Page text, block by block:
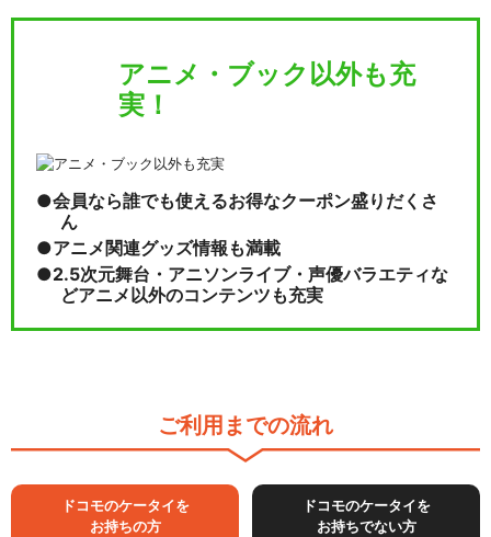
アニメ・ブック以外も充
実！
会員なら誰でも使えるお得なクーポン盛りだくさ
ん
アニメ関連グッズ情報も満載
2.5次元舞台・アニソンライブ・声優バラエティな
どアニメ以外のコンテンツも充実
ご利用までの流れ
ドコモのケータイを
お持ちの方
ドコモのケータイを
お持ちでない方